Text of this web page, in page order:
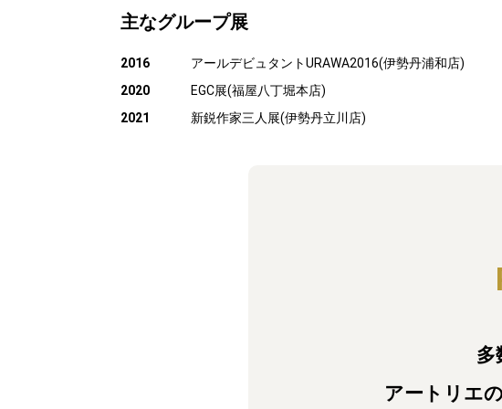
主なグループ展
2016
アールデビュタントURAWA2016(伊勢丹浦和店)
2020
EGC展(福屋八丁堀本店)
2021
新鋭作家三人展(伊勢丹立川店)
多
アートリエ